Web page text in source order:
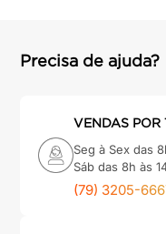
Precisa de ajuda?
VENDAS POR
Seg à Sex das
Sáb das 8h às
(79) 3205-